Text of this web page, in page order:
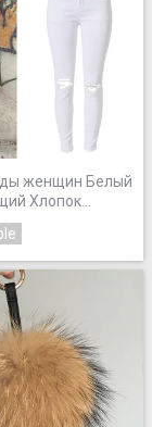
женщин Белый
Хлопок
Брюки Женские
Ripped
Джинсы Для